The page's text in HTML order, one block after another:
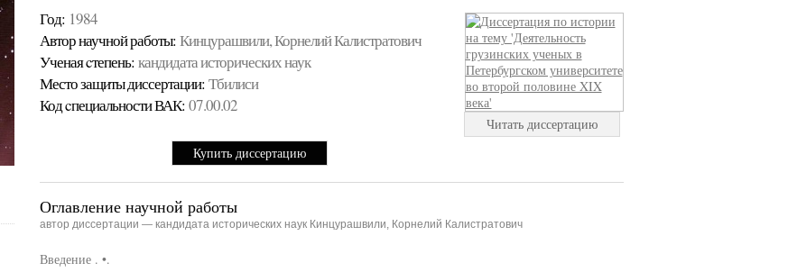
Год: 1984
Автор научной работы: Кинцурашвили, Корнелий Калистратович
Ученая cтепень: кандидата исторических наук
Место защиты диссертации: Тбилиси
Код cпециальности ВАК: 07.00.02
Купить диссертацию
Читать диссертацию
Оглавление научной работы
автор диссертации — кандидата исторических наук Кинцурашвили, Корнелий Калистратович
Введение . •.